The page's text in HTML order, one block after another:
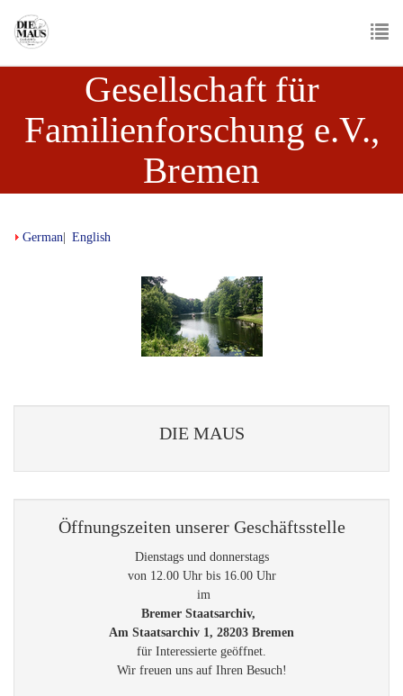
main
content
Gesellschaft für
Familienforschung e.V.,
Bremen
German English
DIE MAUS
Öffnungszeiten unserer Geschäftsstelle
Dienstags und donnerstags
von 12.00 Uhr bis 16.00 Uhr
im
Bremer Staatsarchiv,
Am Staatsarchiv 1, 28203 Bremen
für Interessierte geöffnet.
Wir freuen uns auf Ihren Besuch!